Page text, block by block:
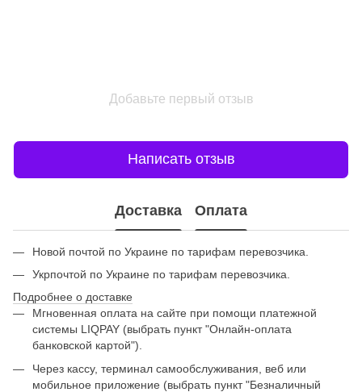
Добавьте первый отзыв
Написать отзыв
Доставка Оплата
Новой почтой по Украине по тарифам перевозчика.
Укрпочтой по Украине по тарифам перевозчика.
Подробнее о доставке
Мгновенная оплата на сайте при помощи платежной
системы LIQPAY (выбрать пункт "Онлайн-оплата
банковской картой").
Через кассу, терминал самообслуживания, веб или
мобильное приложение (выбрать пункт "Безналичный